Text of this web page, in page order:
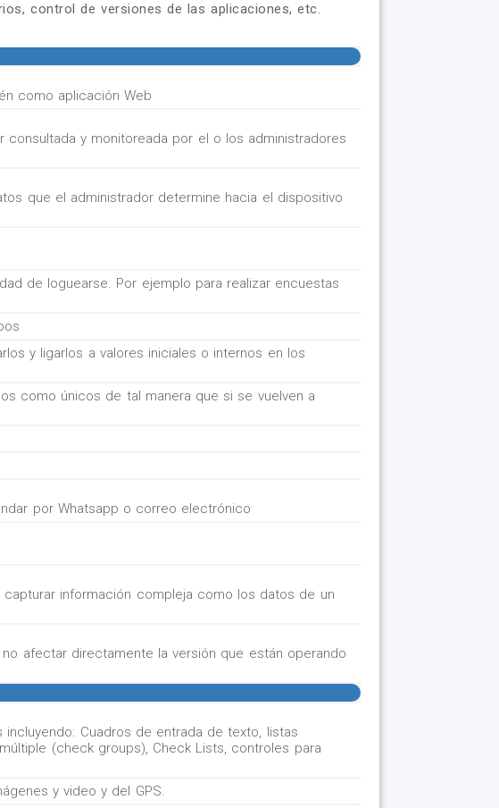
control de versiones de las aplicaciones, etc.
como aplicación Web
y monitoreada por el o los administradores
que el administrador determine hacia el dispositivo
de loguearse. Por ejemplo para realizar encuestas
y ligarlos a valores iniciales o internos en los
como únicos de tal manera que si se vuelven a
por Whatsapp o correo electrónico
información compleja como los datos de un
afectar directamente la versión que están operando
Cuadros de entrada de texto, listas
(check groups), Check Lists, controles para
y video y del GPS.